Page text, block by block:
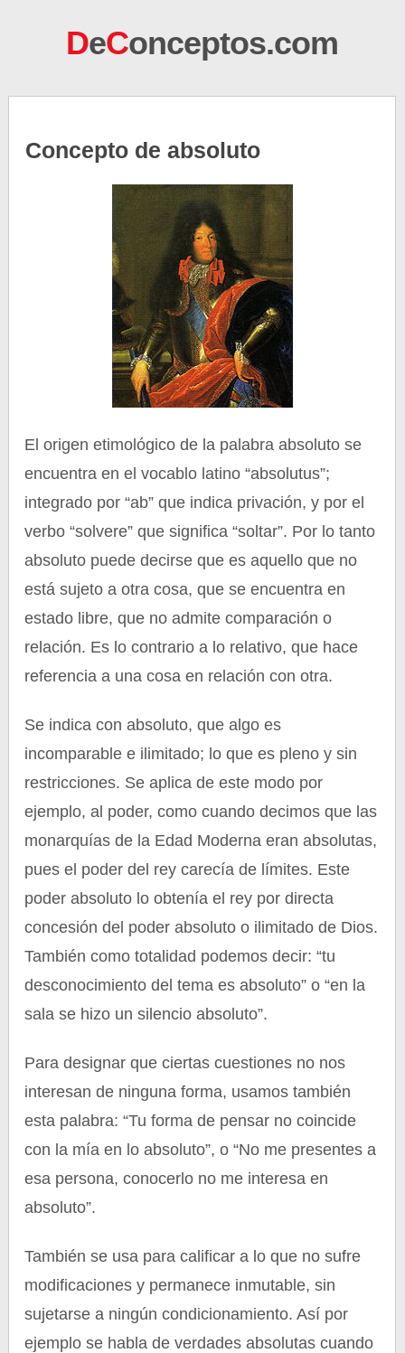
DeConceptos.com
Concepto de absoluto
El origen etimológico de la palabra absoluto se
encuentra en el vocablo latino “absolutus”;
integrado por “ab” que indica privación, y por el
verbo “solvere” que significa “soltar”. Por lo tanto
absoluto puede decirse que es aquello que no
está sujeto a otra cosa, que se encuentra en
estado libre, que no admite comparación o
relación. Es lo contrario a lo relativo, que hace
referencia a una cosa en relación con otra.
Se indica con absoluto, que algo es
incomparable e ilimitado; lo que es pleno y sin
restricciones. Se aplica de este modo por
ejemplo, al poder, como cuando decimos que las
monarquías de la Edad Moderna eran absolutas,
pues el poder del rey carecía de límites. Este
poder absoluto lo obtenía el rey por directa
concesión del poder absoluto o ilimitado de Dios.
También como totalidad podemos decir: “tu
desconocimiento del tema es absoluto” o “en la
sala se hizo un silencio absoluto”.
Para designar que ciertas cuestiones no nos
interesan de ninguna forma, usamos también
esta palabra: “Tu forma de pensar no coincide
con la mía en lo absoluto”, o “No me presentes a
esa persona, conocerlo no me interesa en
absoluto”.
También se usa para calificar a lo que no sufre
modificaciones y permanece inmutable, sin
sujetarse a ningún condicionamiento. Así por
ejemplo se habla de verdades absolutas cuando